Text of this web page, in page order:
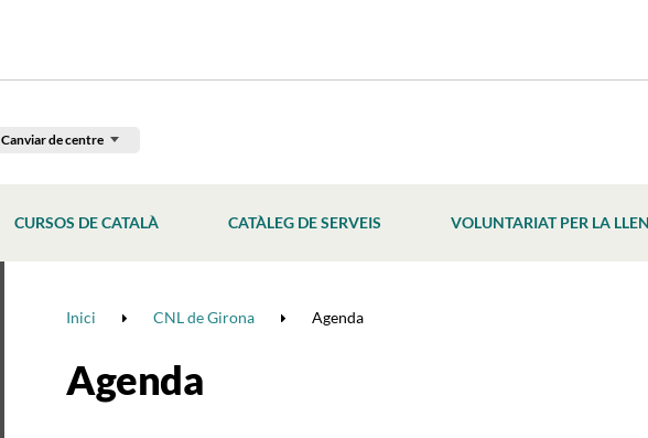
Canviar de centre
CURSOS DE CATALÀ CATÀLEG DE SERVEIS VOLUNTARIAT PER LA
Inici CNL de Girona Agenda
Agenda